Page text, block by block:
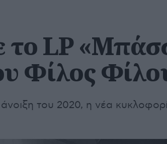
LP
Φίλος
του 2020, η νέα